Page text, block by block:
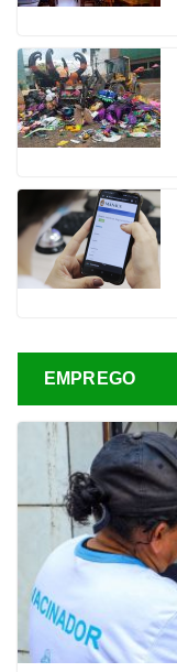
EMPREGO